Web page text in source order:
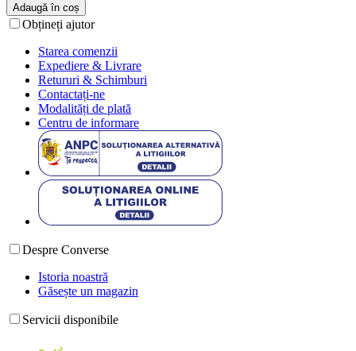
Adaugă în coș
Obțineți ajutor
Starea comenzii
Expediere & Livrare
Retururi & Schimburi
Contactați-ne
Modalități de plată
Centru de informare
Despre Converse
Istoria noastră
Găsește un magazin
Servicii disponibile